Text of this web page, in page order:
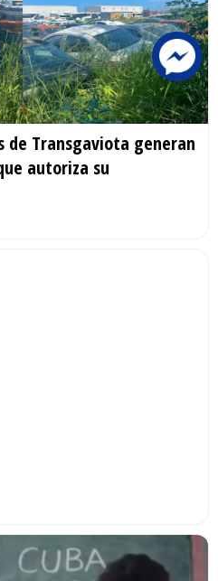
de Transgaviota generan
autoriza su